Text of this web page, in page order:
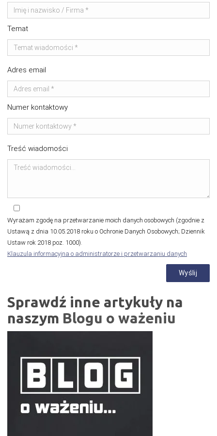
Temat
Adres email
Numer kontaktowy
Treść wiadomości
Wyrażam zgodę na przetwarzanie moich danych osobowych (zgodnie z
Ustawą z dnia 10.05.2018 roku o Ochronie Danych Osobowych; Dziennik
Ustaw rok 2018 poz. 1000).
Klauzula informacyjna o administratorze i przetwarzaniu danych
Sprawdź inne artykuły na
naszym Blogu o ważeniu